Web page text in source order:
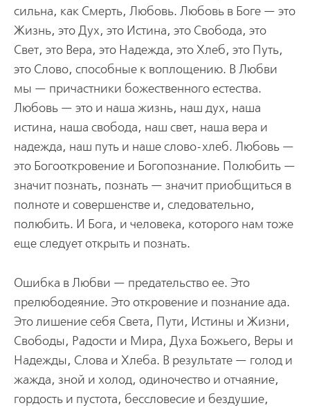
сильна, как Смерть, Любовь. Любовь в Боге — это
Жизнь, это Дух, это Истина, это Свобода, это
Свет, это Вера, это Надежда, это Хлеб, это Путь,
это Слово, способные к воплощению. В Любви
мы — причастники божественного естества.
Любовь — это и наша жизнь, наш дух, наша
истина, наша свобода, наш свет, наша вера и
надежда, наш путь и наше слово-хлеб. Любовь —
это Богооткровение и Богопознание. Полюбить —
значит познать, познать — значит приобщиться в
полноте и совершенстве и, следовательно,
полюбить. И Бога, и человека, которого нам тоже
еще следует открыть и познать.
Ошибка в Любви — предательство ее. Это
прелюбодеяние. Это откровение и познание ада.
Это лишение себя Света, Пути, Истины и Жизни,
Свободы, Радости и Мира, Духа Божьего, Веры и
Надежды, Слова и Хлеба. В результате — голод и
жажда, зной и холод, одиночество и отчаяние,
гордость и пустота, бессловесие и бездушие,